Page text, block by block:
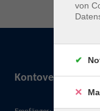
Kontoverbindung
von